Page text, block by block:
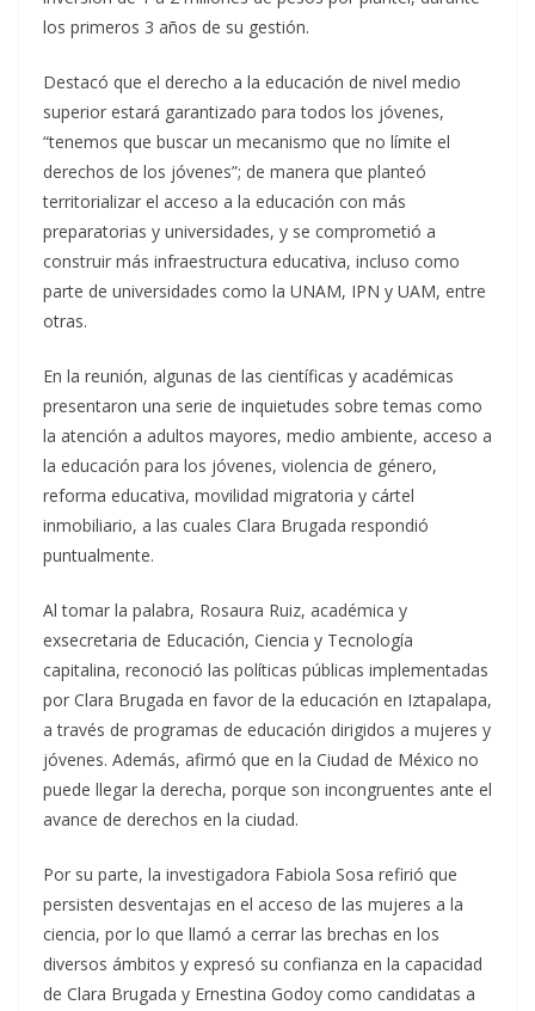
los primeros 3 años de su gestión.
Destacó que el derecho a la educación de nivel medio
superior estará garantizado para todos los jóvenes,
“tenemos que buscar un mecanismo que no límite el
derechos de los jóvenes”; de manera que planteó
territorializar el acceso a la educación con más
preparatorias y universidades, y se comprometió a
construir más infraestructura educativa, incluso como
parte de universidades como la UNAM, IPN y UAM, entre
otras.
En la reunión, algunas de las científicas y académicas
presentaron una serie de inquietudes sobre temas como
la atención a adultos mayores, medio ambiente, acceso a
la educación para los jóvenes, violencia de género,
reforma educativa, movilidad migratoria y cártel
inmobiliario, a las cuales Clara Brugada respondió
puntualmente.
Al tomar la palabra, Rosaura Ruiz, académica y
exsecretaria de Educación, Ciencia y Tecnología
capitalina, reconoció las políticas públicas implementadas
por Clara Brugada en favor de la educación en Iztapalapa,
a través de programas de educación dirigidos a mujeres y
jóvenes. Además, afirmó que en la Ciudad de México no
puede llegar la derecha, porque son incongruentes ante el
avance de derechos en la ciudad.
Por su parte, la investigadora Fabiola Sosa refirió que
persisten desventajas en el acceso de las mujeres a la
ciencia, por lo que llamó a cerrar las brechas en los
diversos ámbitos y expresó su confianza en la capacidad
de Clara Brugada y Ernestina Godoy como candidatas a